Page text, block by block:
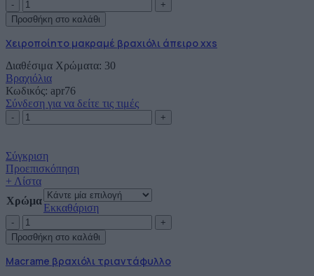
μακραμέ
βραχιόλι
άπειρο
xxs
ποσότητα
Προσθήκη στο καλάθι
Χειροποίητο μακραμέ βραχιόλι άπειρο xxs
Διαθέσιμα Χρώματα: 30
Βραχιόλια
Κωδικός: apr76
Σύνδεση για να δείτε τις τιμές
Χειροποίητο
μακραμέ
άπειρο
xxs
ποσότητα
Σύγκριση
Προεπισκόπηση
+ Λίστα
Χρώμα
Εκκαθάριση
Macrame
βραχιόλι
τριαντάφυλλo
ποσότητα
Προσθήκη στο καλάθι
Macrame βραχιόλι τριαντάφυλλo